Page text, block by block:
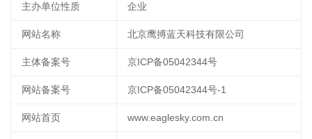
主办单位性质 企业
网站名称 北京鹰搏蓝天科技有限公司
主体备案号 京ICP备05042344号
网站备案号 京ICP备05042344号-1
网站首页 www.eaglesky.com.cn